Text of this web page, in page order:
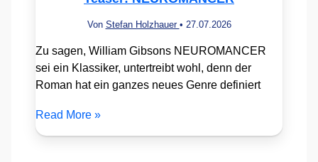
Von Stefan Holzhauer • 27.07.2026
Zu sagen, William Gibsons NEUROMANCER
sei ein Klassiker, untertreibt wohl, denn der
Roman hat ein ganzes neues Genre definiert
Read More »